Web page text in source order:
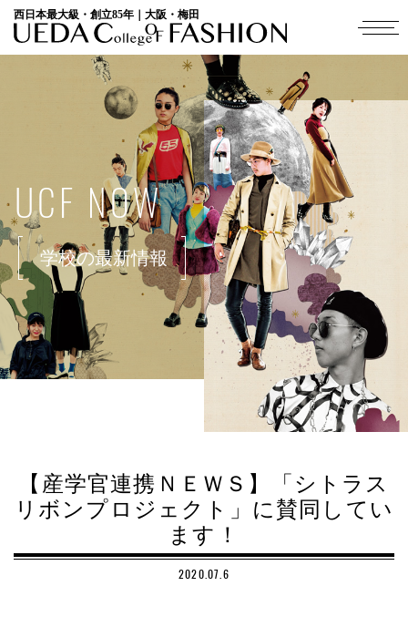
西日本最大級・創立85年｜大阪・梅田
UCF NOW
学校の最新情報
【産学官連携ＮＥＷＳ】「シトラス
リボンプロジェクト」に賛同してい
ます！
2020.07.6